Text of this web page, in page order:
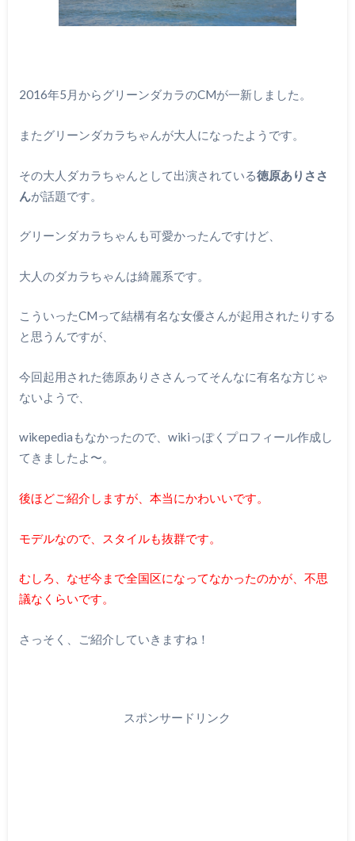
2016年5月からグリーンダカラのCMが一新しました。
またグリーンダカラちゃんが大人になったようです。
その大人ダカラちゃんとして出演されている徳原ありささ
んが話題です。
グリーンダカラちゃんも可愛かったんですけど、
大人のダカラちゃんは綺麗系です。
こういったCMって結構有名な女優さんが起用されたりする
と思うんですが、
今回起用された徳原ありささんってそんなに有名な方じゃ
ないようで、
wikepediaもなかったので、wikiっぽくプロフィール作成し
てきましたよ〜。
後ほどご紹介しますが、本当にかわいいです。
モデルなので、スタイルも抜群です。
むしろ、なぜ今まで全国区になってなかったのかが、不思
議なくらいです。
さっそく、ご紹介していきますね！
スポンサードリンク